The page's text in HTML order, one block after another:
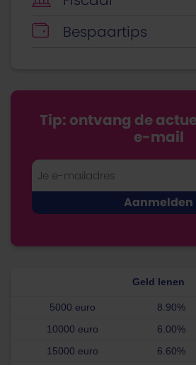
Bespaartips
Tip: ontvang de
e-mail
Geld lenen
5000 euro 8.90%
10000 euro
6.00%
15000 euro
6.60%